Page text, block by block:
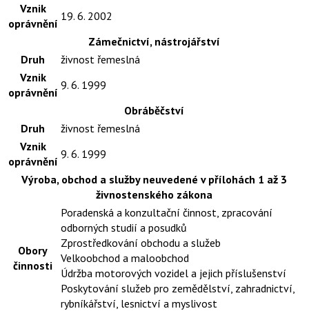
Vznik
oprávnění
19. 6. 2002
Zámečnictví, nástrojářství
Druh
živnost řemeslná
Vznik
oprávnění
9. 6. 1999
Obráběčství
Druh
živnost řemeslná
Vznik
oprávnění
9. 6. 1999
Výroba, obchod a služby neuvedené v přílohách 1 až 3
živnostenského zákona
Obory
činnosti
Poradenská a konzultační činnost, zpracování
odborných studií a posudků
Zprostředkování obchodu a služeb
Velkoobchod a maloobchod
Údržba motorových vozidel a jejich příslušenství
Poskytování služeb pro zemědělství, zahradnictví,
rybníkářství, lesnictví a myslivost